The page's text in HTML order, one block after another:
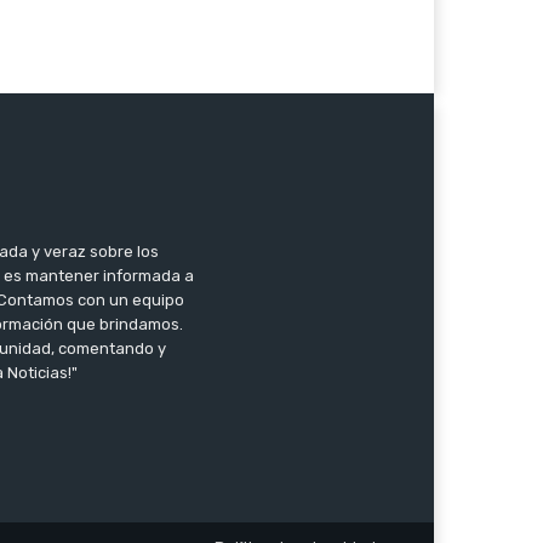
y veraz sobre los
mantener informada a
con un equipo
que brindamos.
comentando y
Noticias!"